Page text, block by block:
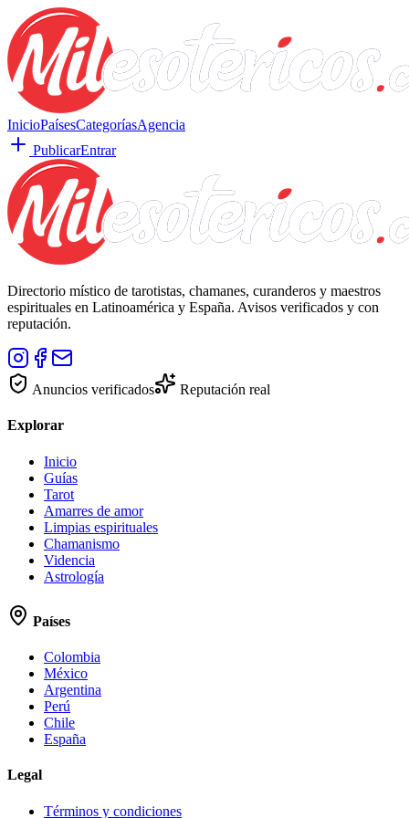
InicioPaísesCategoríasAgencia
PublicarEntrar
Directorio místico de tarotistas, chamanes, curanderos y maestros
espirituales en Latinoamérica y España. Avisos verificados y con
reputación.
Anuncios verificados Reputación real
Explorar
Inicio
Guías
Tarot
Amarres de amor
Limpias espirituales
Chamanismo
Videncia
Astrología
Países
Colombia
México
Argentina
Perú
Chile
España
Legal
Términos y condiciones